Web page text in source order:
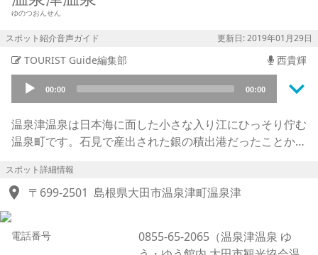
ゆのつおんせん
スポット紹介音声ガイド 更新日: 2019年01月29日
TOURIST Guide編集部 西貴輝
Audio
Player
00:00 00:00 keyboard_arrow_down
温泉津温泉は日本海に面した小さな入り江にひっそり佇む
温泉町です。石見で産出された銀の積出港だったことから
温泉が発見されたのはおよそ1300年前で、旅の僧が湯に
つかり傷を治しているタヌキを見つけたのが始まりと伝え
群保存地区を象徴するように、赤褐色の石州瓦に覆われた
スポット詳細情報
location_on 〒699-2501 島根県大田市温泉津町温泉津
電話番号
0855-65-2065（温泉津温泉 ゆ